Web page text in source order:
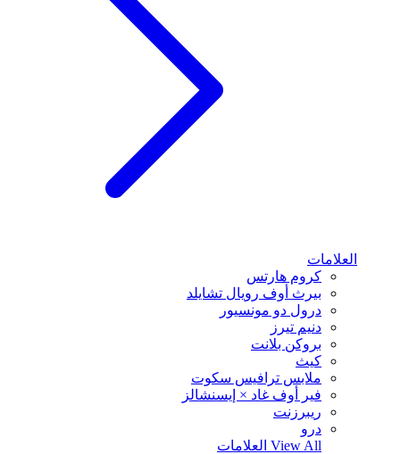
العلامات
كروم هارتس
بيرث أوف رويال تشايلد
درول دو مونسيور
دنيم تيرز
بروكن بلانت
كيث
ملابس ترافيس سكوت
فير أوف غاد × إيسنشالز
ريبرزنت
درو
View All العلامات